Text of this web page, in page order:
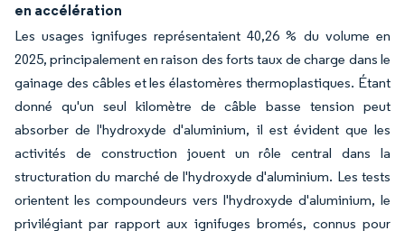
en accélération
Les usages ignifuges représentaient 40,26 % du volume en
2025, principalement en raison des forts taux de charge dans le
gainage des câbles et les élastomères thermoplastiques. Étant
donné qu'un seul kilomètre de câble basse tension peut
absorber de l'hydroxyde d'aluminium, il est évident que les
activités de construction jouent un rôle central dans la
structuration du marché de l'hydroxyde d'aluminium. Les tests
orientent les compoundeurs vers l'hydroxyde d'aluminium, le
privilégiant par rapport aux ignifuges bromés, connus pour